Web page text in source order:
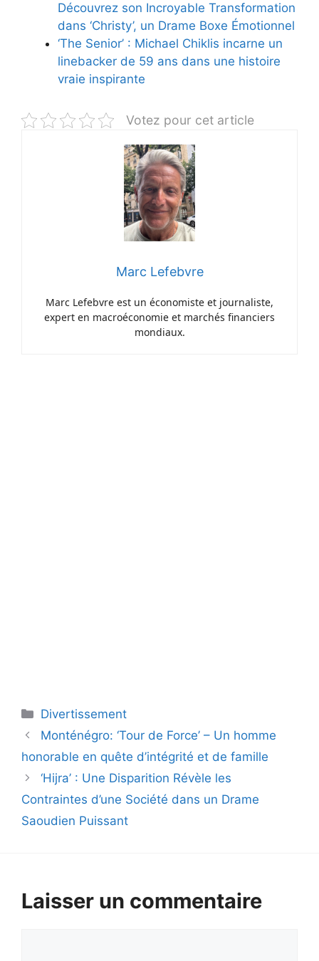
Découvrez son Incroyable Transformation
dans ‘Christy’, un Drame Boxe Émotionnel
‘The Senior’ : Michael Chiklis incarne un
linebacker de 59 ans dans une histoire
vraie inspirante
Votez pour cet article
Marc Lefebvre
Marc Lefebvre est un économiste et journaliste,
expert en macroéconomie et marchés financiers
mondiaux.
Catégories
Divertissement
Monténégro: ‘Tour de Force’ – Un homme
honorable en quête d’intégrité et de famille
‘Hijra’ : Une Disparition Révèle les
Contraintes d’une Société dans un Drame
Saoudien Puissant
Laisser un commentaire